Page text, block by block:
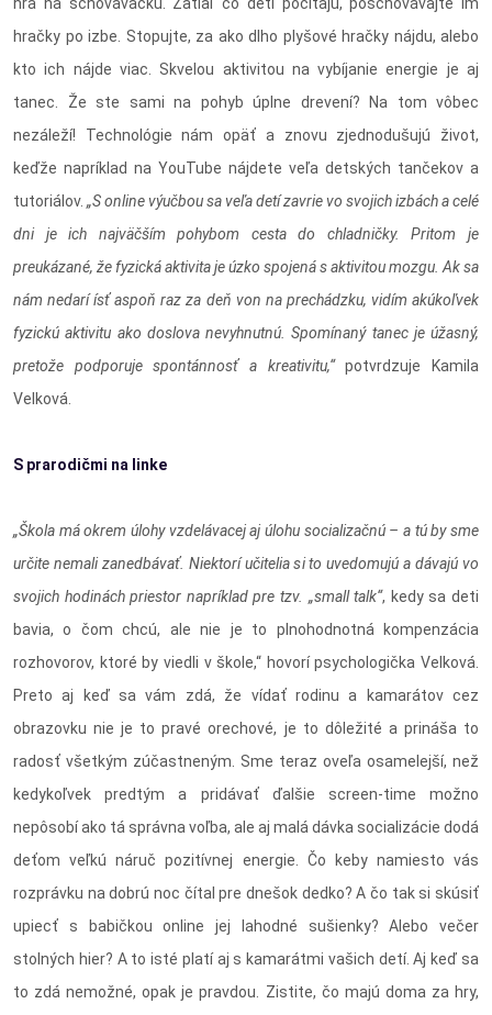
hračky po izbe. Stopujte, za ako dlho plyšové hračky nájdu, alebo
kto ich nájde viac. Skvelou aktivitou na vybíjanie energie je aj
tanec. Že ste sami na pohyb úplne drevení? Na tom vôbec
nezáleží! Technológie nám opäť a znovu zjednodušujú život,
keďže napríklad na YouTube nájdete veľa detských tančekov a
tutoriálov. „S online výučbou sa veľa detí zavrie vo svojich izbách a celé
dni je ich najväčším pohybom cesta do chladničky. Pritom je
preukázané, že fyzická aktivita je úzko spojená s aktivitou mozgu. Ak sa
nám nedarí ísť aspoň raz za deň von na prechádzku, vidím akúkoľvek
fyzickú aktivitu ako doslova nevyhnutnú. Spomínaný tanec je úžasný,
pretože podporuje spontánnosť a kreativitu,“potvrdzuje Kamila
Velková.
S prarodičmi na linke
„Škola má okrem úlohy vzdelávacej aj úlohu socializačnú – a tú by sme
určite nemali zanedbávať. Niektorí učitelia si to uvedomujú a dávajú vo
svojich hodinách priestor napríklad pre tzv. „small talk“, kedy sa deti
bavia, o čom chcú, ale nie je to plnohodnotná kompenzácia
rozhovorov, ktoré by viedli v škole,“ hovorí psychologička Velková.
Preto aj keď sa vám zdá, že vídať rodinu a kamarátov cez
obrazovku nie je to pravé orechové, je to dôležité a prináša to
radosť všetkým zúčastneným. Sme teraz oveľa osamelejší, než
kedykoľvek predtým a pridávať ďalšie screen-time možno
nepôsobí ako tá správna voľba, ale aj malá dávka socializácie dodá
deťom veľkú náruč pozitívnej energie. Čo keby namiesto vás
rozprávku na dobrú noc čítal pre dnešok dedko? A čo tak si skúsiť
upiecť s babičkou online jej lahodné sušienky? Alebo večer
stolných hier? A to isté platí aj s kamarátmi vašich detí. Aj keď sa
to zdá nemožné, opak je pravdou. Zistite, čo majú doma za hry,